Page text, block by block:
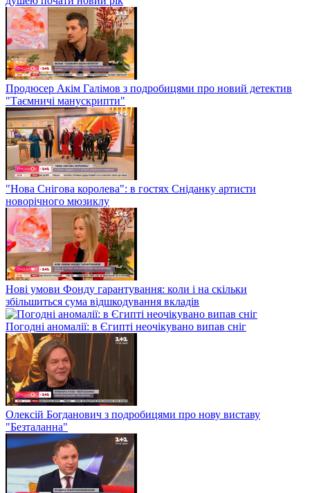
Продюсер Акім Галімов з подробицями про новий детектив
"Таємничі манускрипти"
"Нова Снігова королева": в гостях Сніданку артисти
новорічного мюзиклу
Нові умови Фонду гарантування: коли і на скільки
збільшиться сума відшкодування вкладів
Погодні аномалії: в Єгипті неочікувано випав сніг
Олексій Богданович з подробицями про нову виставу
"Безталанна"